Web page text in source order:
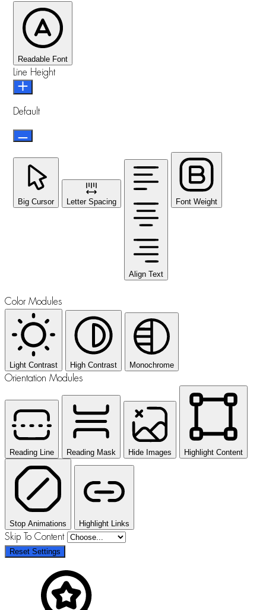
Readable Font
Line Height
Default
Big Cursor Letter Spacing
Align Text
Font Weight
Color Modules
Light Contrast High Contrast Monochrome
Orientation Modules
Reading Line Reading Mask Hide Images Highlight Content
Stop Animations Highlight Links
Skip To Content
Reset Settings